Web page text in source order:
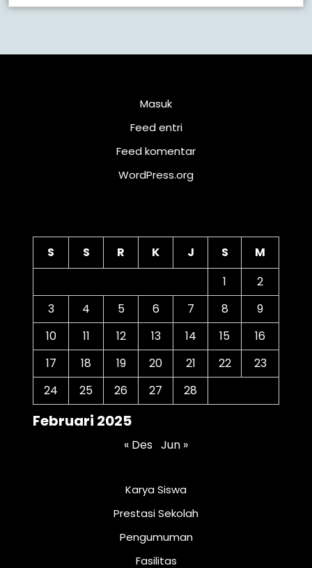
Masuk
Feed entri
Feed komentar
WordPress.org
Februari 2025
S S R K J S
M
1
2
3
4 5 6 7 8
9
10
11 12 13 14 15
16
17
18 19 20 21 22
23
24
25 26 27 28
« Des Jun »
Karya Siswa
Prestasi Sekolah
Pengumuman
Fasilitas